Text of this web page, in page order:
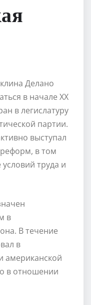
Делано
в начале XX
в легислатуру
партии.
выступал
в том
труда и
в
В течение
в
американской
в отношении